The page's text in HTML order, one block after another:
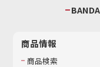
商品情報
商品検索